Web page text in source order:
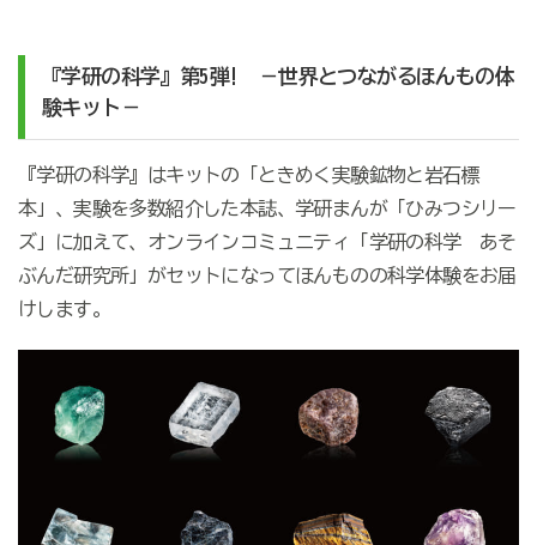
『学研の科学』第5弾! －世界とつながるほんもの体
験キット－
『学研の科学』はキットの「ときめく実験鉱物と岩石標
本」、実験を多数紹介した本誌、学研まんが「ひみつシリー
ズ」に加えて、オンラインコミュニティ「学研の科学 あそ
ぶんだ研究所」がセットになってほんものの科学体験をお届
けします。